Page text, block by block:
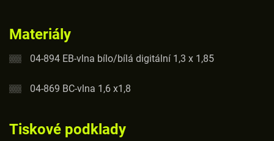
Materiály
04-894 EB-vlna bílo/bílá digitální 1,3 x 1,85
04-869 BC-vlna 1,6 x1,8
Tiskové podklady